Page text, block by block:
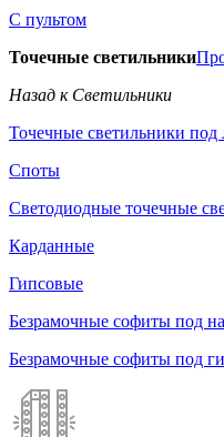
С пультом
Точечные светильники
Назад к Светильники
Точечные светильники под
Споты
Светодиодные точечные
Карданные
Гипсовые
Безрамочные софиты под
Безрамочные софиты под